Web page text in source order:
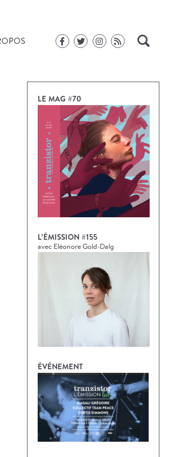
LE MAG #70
L’ÉMISSION #155
avec Eléonore Gold-Dalg
ÉVÉNEMENT